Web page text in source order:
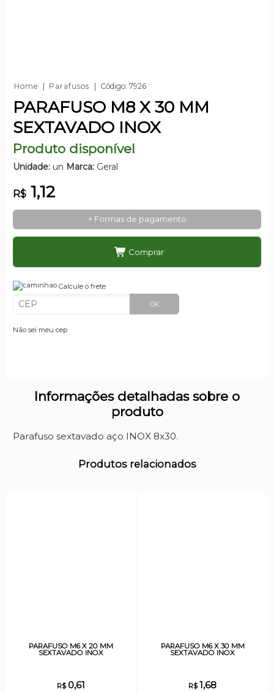
Home Parafusos Código: 7926
PARAFUSO M8 X 30 MM
SEXTAVADO INOX
Produto disponível
Unidade:un Marca:Geral
R$1,12
+ Formas de pagamento
Comprar
Calcule o frete
OK
Não sei meu cep
Informações detalhadas sobre o
produto
Parafuso sextavado aço INOX 8x30.
Produtos relacionados
PARAFUSO M6 X 20 MM
SEXTAVADO INOX
R$0,61
PARAFUSO M6 X 30 MM
SEXTAVADO INOX
R$1,68